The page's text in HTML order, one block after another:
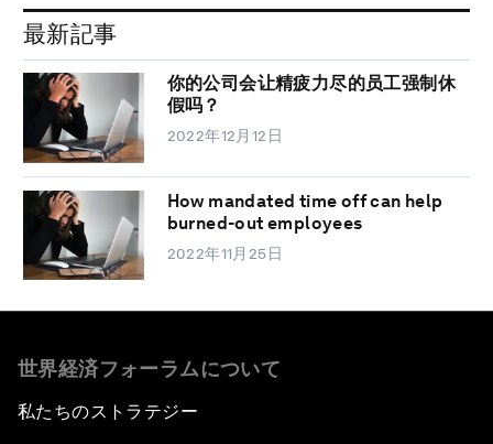
最新記事
你的公司会让精疲力尽的员工强制休
假吗？
2022年12月12日
How mandated time off can help
burned-out employees
2022年11月25日
世界経済フォーラムについて
私たちのストラテジー